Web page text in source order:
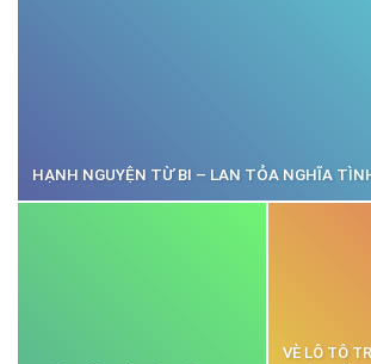
HẠNH NGUYỆN TỪ BI – LAN TỎA NGHĨA
VÈ LÔ TÔ